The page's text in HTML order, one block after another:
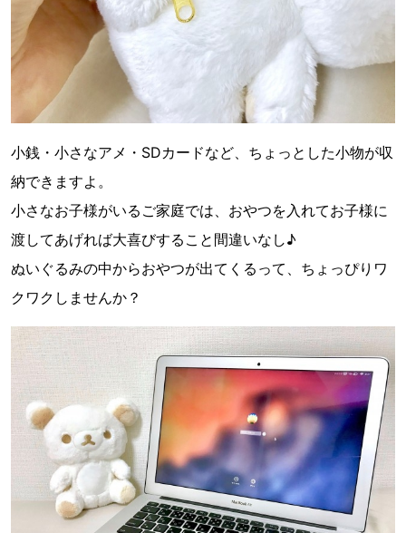
小銭・小さなアメ・SDカードなど、ちょっとした小物が収
納できますよ。
小さなお子様がいるご家庭では、おやつを入れてお子様に
渡してあげれば大喜びすること間違いなし♪
ぬいぐるみの中からおやつが出てくるって、ちょっぴりワ
クワクしませんか？